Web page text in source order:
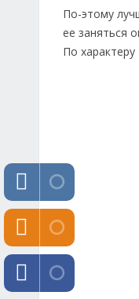
По-этому
ее заняться
По